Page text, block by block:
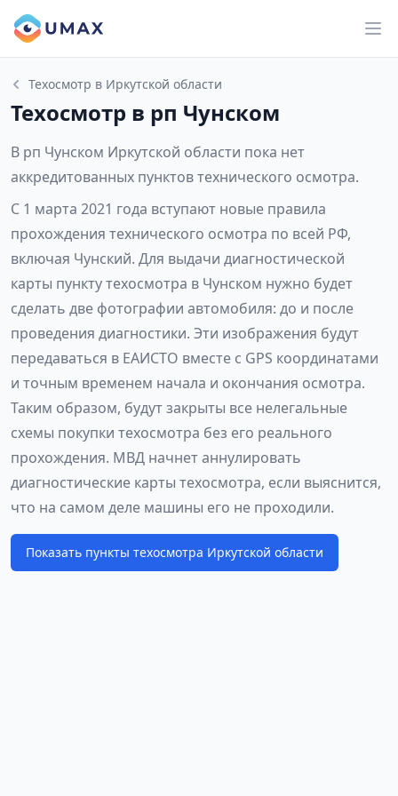
Техосмотр в Иркутской области
Техосмотр в рп Чунском
В рп Чунском Иркутской области пока нет
аккредитованных пунктов технического осмотра.
С 1 марта 2021 года вступают новые правила
прохождения технического осмотра по всей РФ,
включая Чунский. Для выдачи диагностической
карты пункту техосмотра в Чунском нужно будет
сделать две фотографии автомобиля: до и после
проведения диагностики. Эти изображения будут
передаваться в ЕАИСТО вместе с GPS координатами
и точным временем начала и окончания осмотра.
Таким образом, будут закрыты все нелегальные
схемы покупки техосмотра без его реального
прохождения. МВД начнет аннулировать
диагностические карты техосмотра, если выяснится,
что на самом деле машины его не проходили.
Показать пункты техосмотра Иркутской области